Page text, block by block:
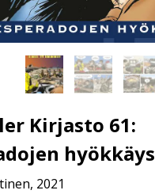
Kirjasto 61:
hyökkäys
2021